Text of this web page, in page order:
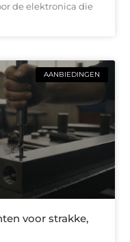
de elektronica die
AANBIEDINGEN
voor strakke,